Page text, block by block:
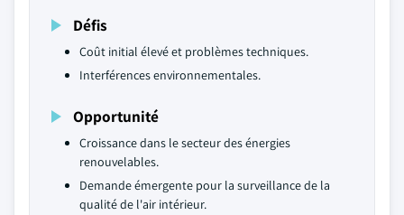
Défis
Coût initial élevé et problèmes techniques.
Interférences environnementales.
Opportunité
Croissance dans le secteur des énergies
renouvelables.
Demande émergente pour la surveillance de la
qualité de l'air intérieur.